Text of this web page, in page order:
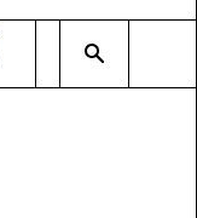
Type 2 or